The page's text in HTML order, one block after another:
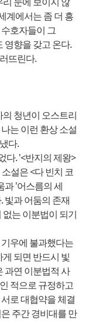
계에서는 좀 더 흥
호자들이 그
영향을 갖고 온다.
뜨린다.
청년이 오스트리
는 이런 환상 소설
다.
다. '<반지의 제왕>
설은 <다 빈치 코
과 '어스름의 세
빛과 어둠의 존재
는 이분법이 되기
우에 불과했다는
되면 반드시 빛
과연 이분법적 사
적으로 규정하고
로 대협약을 체결
주간 경비대를 만